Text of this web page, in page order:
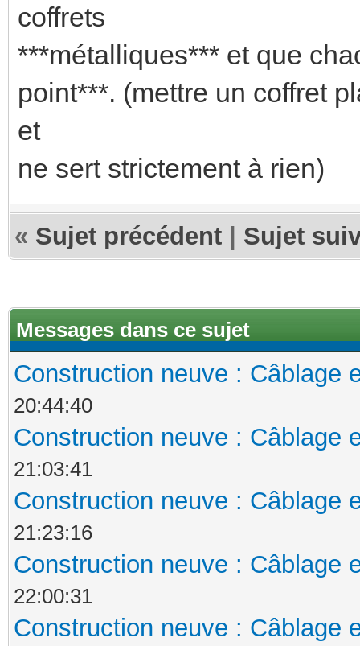
coffrets
***métalliques*** et que
point***. (mettre un coffret
et
ne sert strictement à rien)
« Sujet précédent Sujet
Messages dans ce sujet
Construction neuve : Câblage
20:44:40
Construction neuve : Câblage
21:03:41
Construction neuve : Câblage
21:23:16
Construction neuve : Câblage
22:00:31
Construction neuve : Câblage